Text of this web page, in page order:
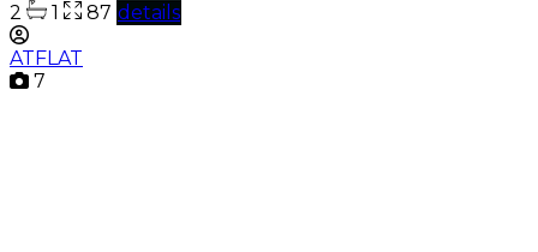
2 1 87 details
ATFLAT
7